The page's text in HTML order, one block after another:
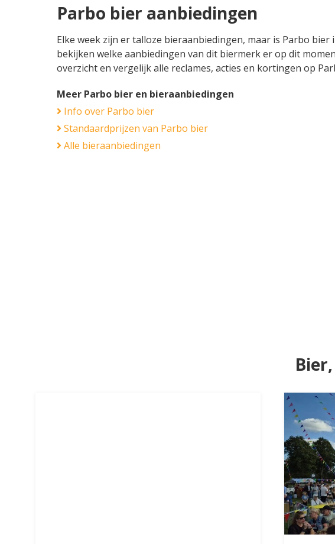
Parbo bier aanbiedingen
Elke week zijn er talloze bieraanbiedingen, maar is Parbo
bekijken welke aanbiedingen van dit biermerk er op dit
overzicht en vergelijk alle reclames, acties en kortingen op
Meer Parbo bier en bieraanbiedingen
Info over Parbo bier
Standaardprijzen van Parbo bier
Alle bieraanbiedingen